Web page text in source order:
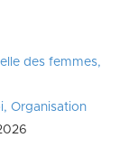
des femmes,
Organisation